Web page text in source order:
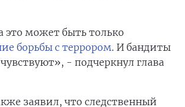
это может быть только
борьбы с террором. И бандиты
- подчеркнул глава
заявил, что следственный